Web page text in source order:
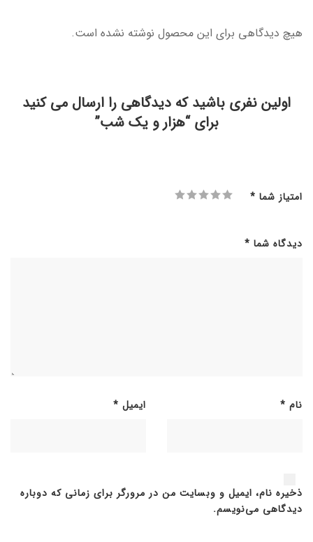
هیچ دیدگاهی برای این محصول نوشته نشده است.
اولین نفری باشید که دیدگاهی را ارسال می کنید
برای “هزار و یک شب”
امتیاز شما *
دیدگاه شما *
نام * ایمیل *
ذخیره نام، ایمیل و وبسایت من در مرورگر برای زمانی که دوباره
دیدگاهی می‌نویسم.